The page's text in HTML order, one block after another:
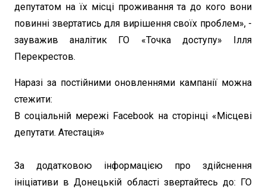
депутатом на їх місці проживання та до кого вони
повинні звертатись для вирішення своїх проблем», -
зауважив аналітик ГО «Точка доступу» Ілля
Перекрестов.
Наразі за постійними оновленнями кампанії можна
стежити:
В соціальній мережі Facebook на сторінці «Місцеві
депутати. Атестація»
За додатковою інформацією про здійснення
ініціативи в Донецькій області звертайтесь до: ГО